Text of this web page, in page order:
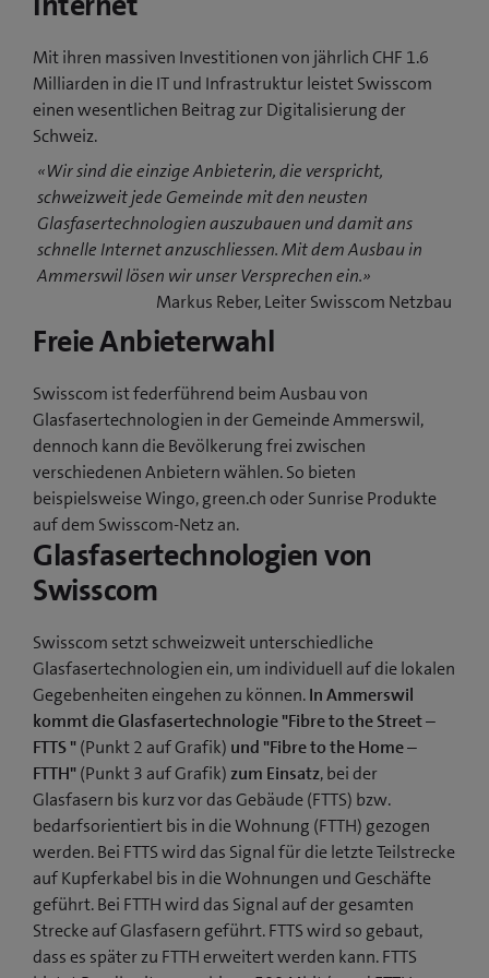
Mit ihren massiven Investitionen von jährlich CHF 1.6
Milliarden in die IT und Infrastruktur leistet Swisscom
einen wesentlichen Beitrag zur Digitalisierung der
Schweiz.
«Wir sind die einzige Anbieterin, die verspricht,
schweizweit jede Gemeinde mit den neusten
Glasfasertechnologien auszubauen und damit ans
schnelle Internet anzuschliessen. Mit dem Ausbau in
Ammerswil lösen wir unser Versprechen ein.»
Markus Reber, Leiter Swisscom Netzbau
Freie Anbieterwahl
Swisscom ist federführend beim Ausbau von
Glasfasertechnologien in der Gemeinde Ammerswil,
dennoch kann die Bevölkerung frei zwischen
verschiedenen Anbietern wählen. So bieten
beispielsweise Wingo, green.ch oder Sunrise Produkte
auf dem Swisscom-Netz an.
Glasfasertechnologien von
Swisscom
Swisscom setzt schweizweit unterschiedliche
Glasfasertechnologien ein, um individuell auf die lokalen
Gegebenheiten eingehen zu können.In Ammerswil
kommt die Glasfasertechnologie "Fibre to the Street –
FTTS "(Punkt 2 auf Grafik) und "Fibre to the Home –
FTTH"(Punkt 3 auf Grafik)zum Einsatz, bei der
Glasfasern bis kurz vor das Gebäude (FTTS) bzw.
bedarfsorientiert bis in die Wohnung (FTTH) gezogen
werden. Bei FTTS wird das Signal für die letzte Teilstrecke
auf Kupferkabel bis in die Wohnungen und Geschäfte
geführt. Bei FTTH wird das Signal auf der gesamten
Strecke auf Glasfasern geführt. FTTS wird so gebaut,
dass es später zu FTTH erweitert werden kann. FTTS